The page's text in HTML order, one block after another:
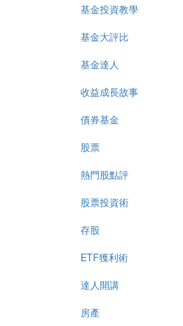
基金投資教學
基金大評比
基金達人
收益成長故事
債券基金
股票
熱門股點評
股票投資術
存股
ETF獲利術
達人開講
房產